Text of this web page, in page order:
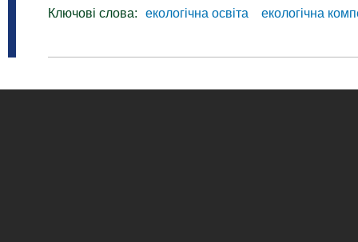
Ключові слова: екологічна освіта екологічна